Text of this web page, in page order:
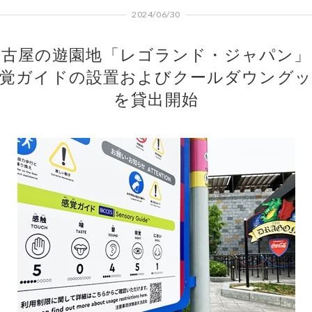
2024/06/30
屋の遊園地「レゴランド・ジャパン
ガイドの設置およびクールダウング
を貸出開始